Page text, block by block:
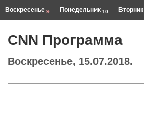
Воскресенье 9 Понедельник 10 Вторник
CNN Программа
Воскресенье, 15.07.2018.